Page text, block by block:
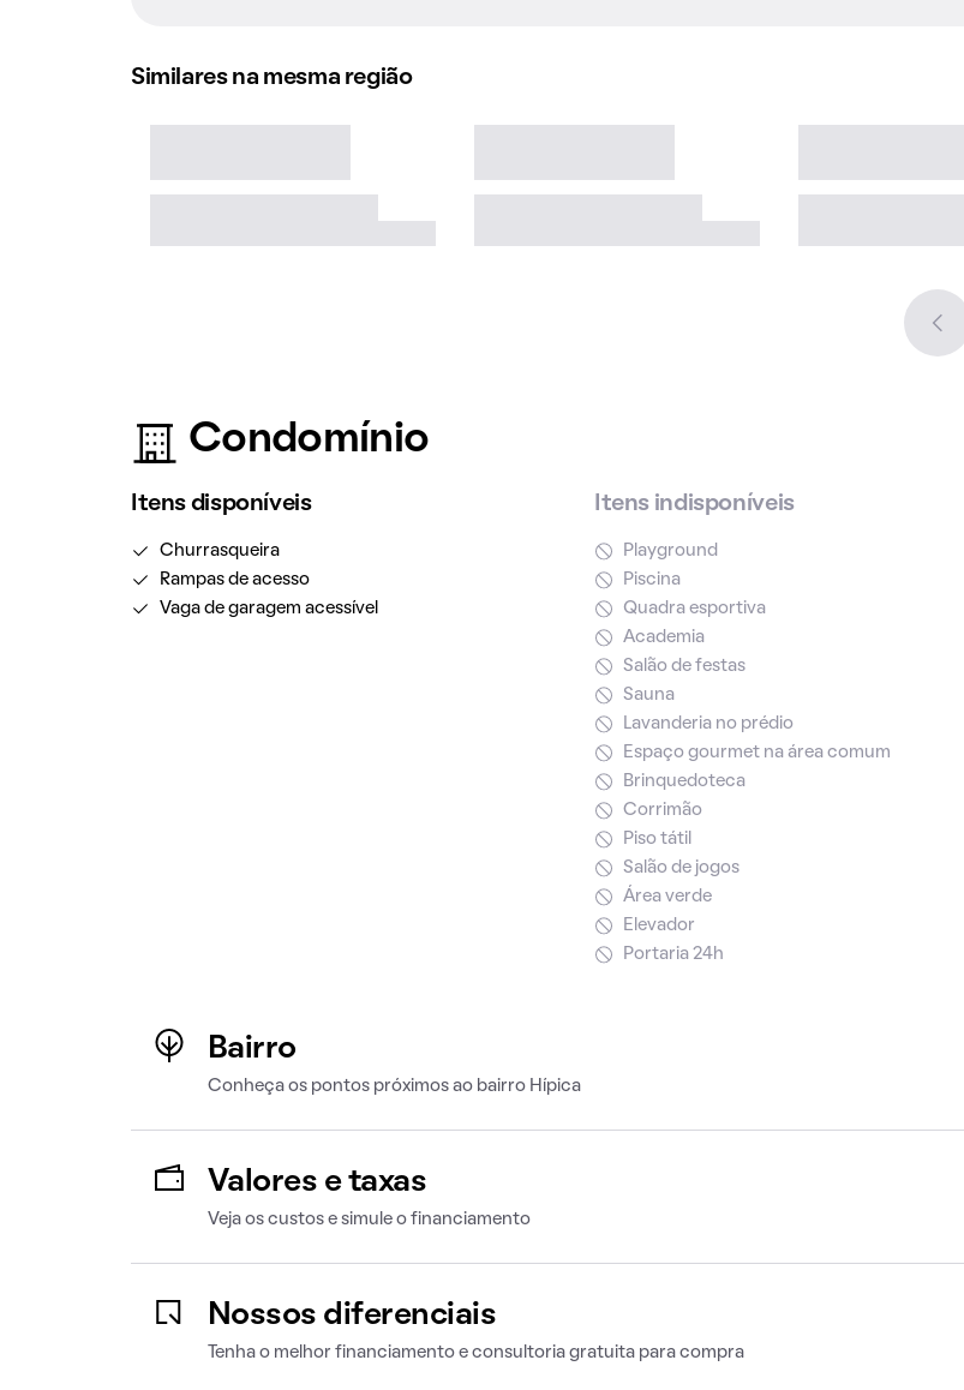
Similares na mesma região
Condomínio
Itens disponíveis
Churrasqueira
Rampas de acesso
Vaga de garagem acessível
Itens indisponíveis
Playground
Piscina
Quadra esportiva
Academia
Salão de festas
Sauna
Lavanderia no prédio
Espaço gourmet na área comum
Brinquedoteca
Corrimão
Piso tátil
Salão de jogos
Área verde
Elevador
Portaria 24h
Bairro
Conheça os pontos próximos ao bairro Hípica
Valores e taxas
Veja os custos e simule o financiamento
Nossos diferenciais
Tenha o melhor financiamento e consultoria gratuita para compra